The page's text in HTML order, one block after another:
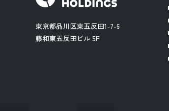
東京都品川区東五反田1-7-6
藤和東五反田ビル 5F